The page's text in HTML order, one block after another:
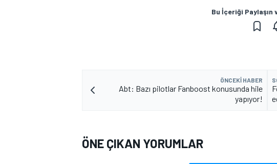
Bu İçeriği Paylaşın
ÖNCEKI HABER
Abt: Bazı pilotlar Fanboost konusunda hile
yapıyor!
ÖNE ÇIKAN YORUMLAR